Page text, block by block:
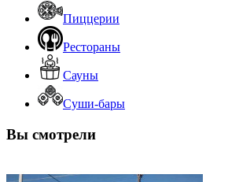
Пиццерии
Рестораны
Сауны
Суши-бары
Вы смотрели